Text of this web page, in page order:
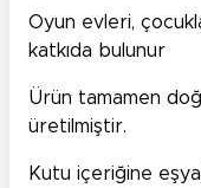
Oyun evleri,
katkıda bulunur
Ürün tamamen
üretilmiştir.
Kutu içeriğine